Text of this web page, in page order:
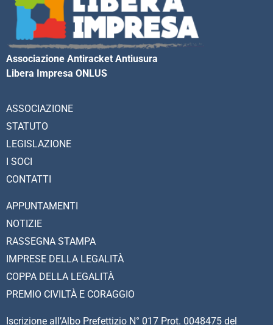
Associazione Antiracket Antiusura
Libera Impresa ONLUS
ASSOCIAZIONE
STATUTO
LEGISLAZIONE
I SOCI
CONTATTI
APPUNTAMENTI
NOTIZIE
RASSEGNA STAMPA
IMPRESE DELLA LEGALITÀ
COPPA DELLA LEGALITÀ
PREMIO CIVILTÀ E CORAGGIO
Iscrizione all’Albo Prefettizio N° 017 Prot. 0048475 del